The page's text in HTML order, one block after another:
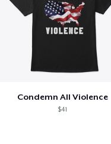
Condemn All Violence
$41